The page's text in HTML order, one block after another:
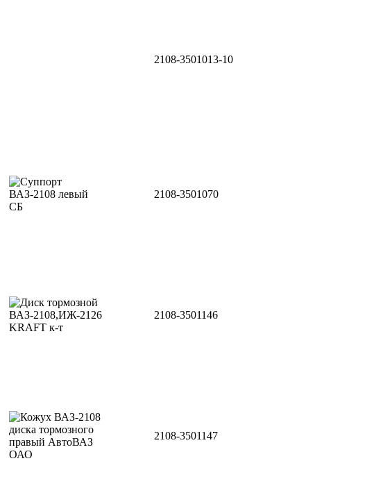
2108-3501013-10
2108-3501070
2108-3501146
2108-3501147